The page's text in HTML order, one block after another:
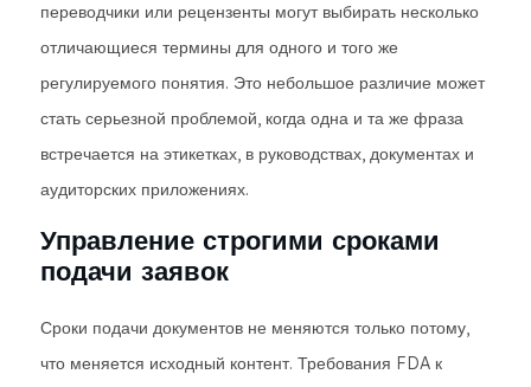
переводчики или рецензенты могут выбирать несколько
отличающиеся термины для одного и того же
регулируемого понятия. Это небольшое различие может
стать серьезной проблемой, когда одна и та же фраза
встречается на этикетках, в руководствах, документах и ​​
аудиторских приложениях.
Управление строгими сроками
подачи заявок
Сроки подачи документов не меняются только потому,
что меняется исходный контент. Требования FDA к